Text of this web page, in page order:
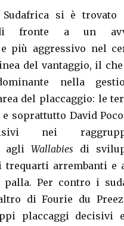
si è trovato
fronte a un
più aggressivo nel
del vantaggio, il
nella
del placcaggio: le
e soprattutto David
nei
agli Wallabies di
trequarti arrembanti e
Per contro i
di Fourie du
placcaggi decisivi